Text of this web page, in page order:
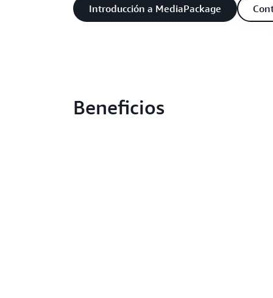
Introducción a MediaPackage
Beneficios